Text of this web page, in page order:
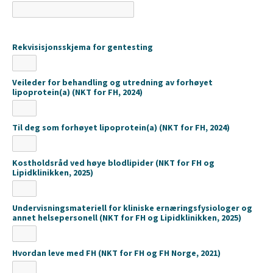
Rekvisisjonsskjema for gentesting
Veileder for behandling og utredning av forhøyet
lipoprotein(a) (NKT for FH, 2024)
Til deg som forhøyet lipoprotein(a) (NKT for FH, 2024)
Kostholdsråd ved høye blodlipider (NKT for FH og
Lipidklinikken, 2025)
Undervisningsmateriell for kliniske ernæringsfysiologer og
annet helsepersonell (NKT for FH og Lipidklinikken, 2025)
Hvordan leve med FH (NKT for FH og FH Norge, 2021)